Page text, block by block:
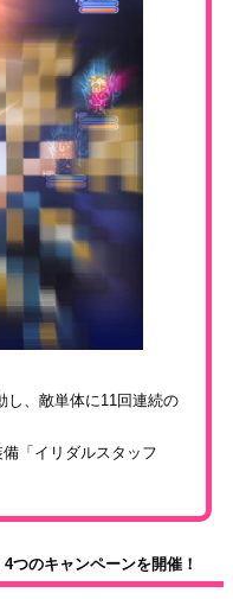
し、敵単体に11回連続の
「イリダルスタッフ
つのキャンペーンを開催！